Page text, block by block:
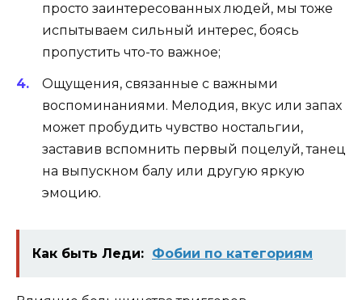
просто заинтересованных людей, мы тоже
испытываем сильный интерес, боясь
пропустить что-то важное;
Ощущения, связанные с важными
воспоминаниями. Мелодия, вкус или запах
может пробудить чувство ностальгии,
заставив вспомнить первый поцелуй, танец
на выпускном балу или другую яркую
эмоцию.
Как быть Леди: Фобии по категориям